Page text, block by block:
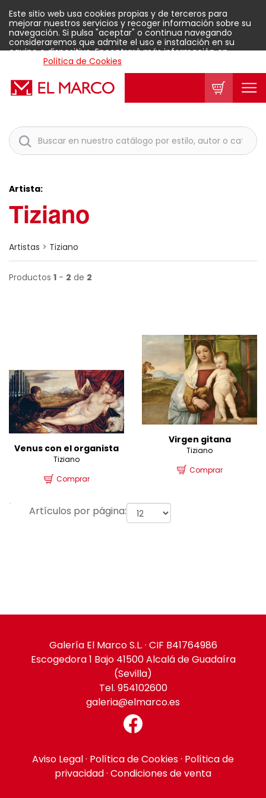
Este sitio web usa cookies propias y de terceros para
mejorar nuestros servicios y recoger información sobre su
navegación. Si pulsa "aceptar" o continua navegando
consideraremos que admite el uso e instalación en su
equipo o dispositivo. Encontrará más información en
Política de Cookies
Aceptar
Artista:
Tiziano
Artistas > Tiziano
Productos 1 - 2 de 2
Venus con el organista
Tiziano
Comprar
Virgen gitana
Tiziano
Comprar
Artículos por página:
Galería El Marco S.L. · CIF B41764986
Escogedora 1 Bajo 41500 Alcalá de Guadaíra
(Sevilla)
Tel. 954102600
galeria@elmarco.es
Aviso Legal· Política de Cookies· Política de
privacidad· Condiciones de venta